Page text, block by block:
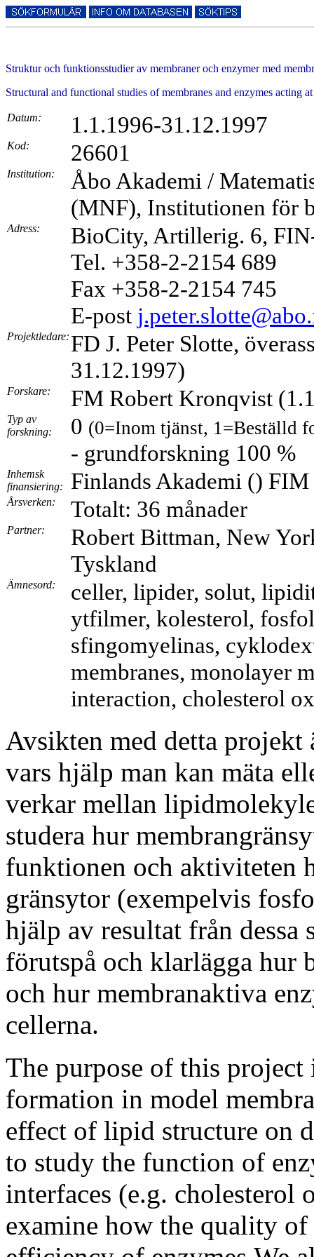
Struktur och funktionsstudier av membraner och enzymer med
Structural and functional studies of membranes and enzymes acting
Datum: 1.1.1996-31.12.1997
Kod: 26601
Institution:
Åbo Akademi /
(MNF), Institutionen för
Adress:
BioCity, Artillerig. 6,
Tel. +358-2-2154 689
Fax +358-2-2154 745
E-post
Projektledare: FD J. Peter Slotte,
31.12.1997)
Forskare: FM Robert Kronqvist
Typ av
forskning:
0 (0=Inom tjänst, 1=Beställd
- grundforskning 100 %
Inhemsk
finansiering:
Finlands Akademi ()
Årsverken: Totalt: 36 månader
Partner:
Robert Bittman, New
Tyskland
Ämnesord:
celler, lipider, solut,
ytfilmer, kolesterol,
sfingomyelinas,
membranes, monolayer
interaction, cholesterol
Avsikten med detta
vars hjälp man kan mäta
verkar mellan
studera hur
funktionen och aktiviteten
gränsytor (exempelvis
hjälp av resultat från dessa
förutspå och klarlägga hur
och hur membranaktiva
cellerna.
The purpose of this
formation in model
effect of lipid structure on
to study the function of
interfaces (e.g. cholesterol
examine how the quality